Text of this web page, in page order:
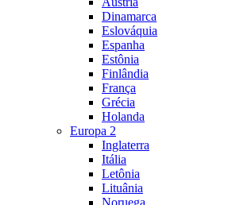
Dinamarca
Eslováquia
Espanha
Estônia
Finlândia
França
Grécia
Holanda
Europa 2
Inglaterra
Itália
Letônia
Lituânia